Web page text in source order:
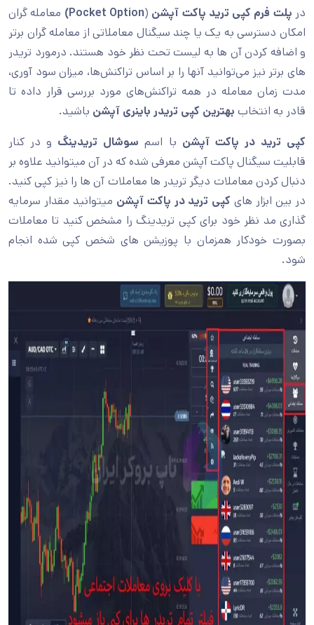
در پلت فرم کپی ترید پاکت آپشن (
Pocket Option) معامله گران
امکان دسترسی به یک یا چند سیگنال معاملاتی از معامله گران برتر
و اضافه کردن آن ها به لیست تحت نظر خود هستند. درمورد تریدر
های برتر نیز می‌توانید آنها را بر اساس تراکنش‌ها، میزان سود آوری،
مدت زمان معامله در همه تراکنش‌های مورد بررسی قرار داده تا
قادر به انتخاب بهترین کپی تریدر باینری آپشن باشید.
کپی ترید در پاکت آپشن با اسم سوشال تریدینگ و در کنار
قابلیت سیگنال پاکت آپشن معرفی شده که در آن میتوانید علاوه بر
دنبال کردن معاملات دیگر تریدر ها معاملات آن ها را نیز کپی کنید.
در بین ابزار های کپی ترید در پاکت آپشن میتوانید مقدار سرمایه
گذاری مد نظر خود برای کپی تریدینگ را مشخص کنید تا معاملات
بصورت خودکار همزمان با پوزیشن های شخص کپی شده انجام
شود.